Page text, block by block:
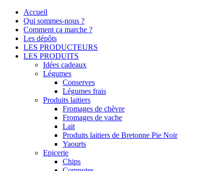
Accueil
Qui sommes-nous ?
Comment ça marche ?
Les dépôts
LES PRODUCTEURS
LES PRODUITS
Idées cadeaux
Légumes
Conserves
Légumes frais
Produits laitiers
Fromages de chèvre
Fromages de vache
Lait
Produits laitiers de Bretonne Pie Noir
Yaourts
Epicerie
Chips